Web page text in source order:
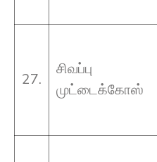
27.
சிவப்பு
முட்டைக்கோஸ்